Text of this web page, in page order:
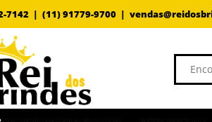
7142 | (11) 91779-9700 |